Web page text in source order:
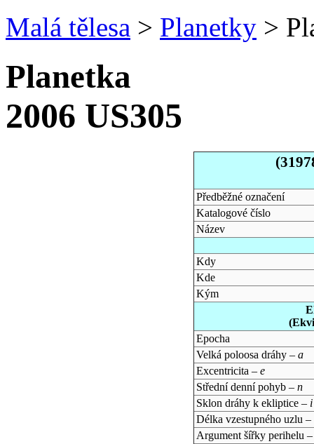
Malá tělesa > Planetky >
Planetka
2006 US305
Předběžné označení
Katalogové číslo
Název
Kdy
Kde
Kým
Epocha
Velká poloosa dráhy – a
Excentricita – e
Střední denní pohyb – n
Sklon dráhy k ekliptice – i
Délka vzestupného uzlu –
Argument šířky perihelu